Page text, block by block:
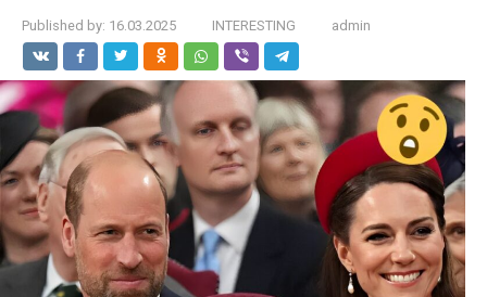
Published by: 16.03.2025 INTERESTING admin